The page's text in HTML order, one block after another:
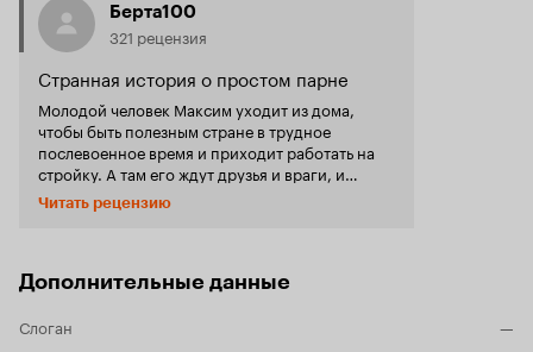
Берта100
321 рецензия
Странная история о простом парне
Молодой человек Максим уходит из дома,
чтобы быть полезным стране в трудное
послевоенное время и приходит работать на
стройку. А там его ждут друзья и враги, и
конечно, любовь. Ситуация проста, как три
копейки, но талантливый сценарист выжал бы
крутилась известная песня про парня
Героя, как и полагается правильного
Читать рецензию
Дополнительные данные
Слоган
—